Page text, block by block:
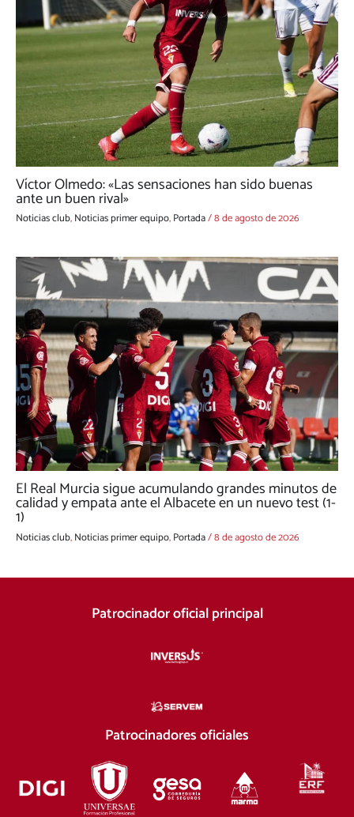
Víctor Olmedo: «Las sensaciones han sido buenas
ante un buen rival»
Noticias club,Noticias primer equipo,Portada/8 de agosto de 2026
El Real Murcia sigue acumulando grandes minutos de
calidad y empata ante el Albacete en un nuevo test (1-
1)
Noticias club,Noticias primer equipo,Portada/8 de agosto de 2026
Patrocinador oficial principal
Patrocinadores oficiales